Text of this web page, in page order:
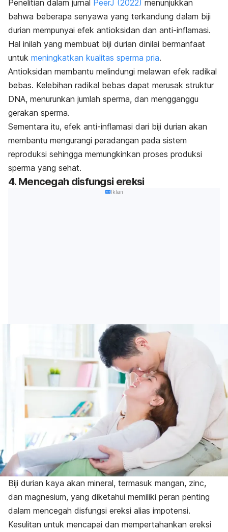
Penelitian dalam jurnal PeerJ (2022) menunjukkan
bahwa beberapa senyawa yang terkandung dalam biji
durian mempunyai efek antioksidan dan anti-inflamasi.
Hal inilah yang membuat biji durian dinilai bermanfaat
untuk meningkatkan kualitas sperma pria.
Antioksidan membantu melindungi melawan efek radikal
bebas. Kelebihan radikal bebas dapat merusak struktur
DNA, menurunkan jumlah sperma, dan mengganggu
gerakan sperma.
Sementara itu, efek anti-inflamasi dari biji durian akan
membantu mengurangi peradangan pada sistem
reproduksi sehingga memungkinkan proses produksi
sperma yang sehat.
4. Mencegah disfungsi ereksi
Iklan
Biji durian kaya akan mineral, termasuk mangan, zinc,
dan magnesium, yang diketahui memiliki peran penting
dalam mencegah disfungsi ereksi alias impotensi.
Kesulitan untuk mencapai dan mempertahankan ereksi